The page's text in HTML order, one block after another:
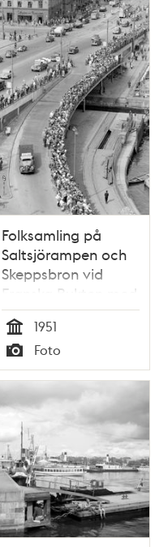
Folksamling på
Saltsjörampen och
Skeppsbron vid
Franska Bukten med
anledning av
engelska
hangarkryssaren
Indomitables besök
i Stockholm
Tid
1951
Typ
Foto